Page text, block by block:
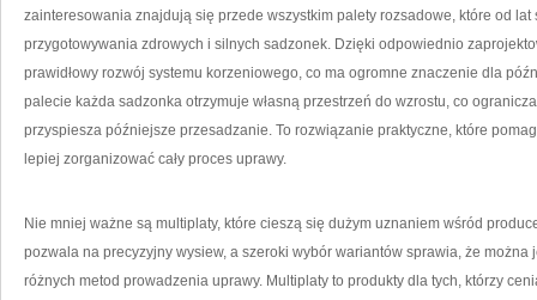
zainteresowania znajdują się przede wszystkim palety rozsadowe, które od
przygotowywania zdrowych i silnych sadzonek. Dzięki odpowiednio
prawidłowy rozwój systemu korzeniowego, co ma ogromne znaczenie dla
palecie każda sadzonka otrzymuje własną przestrzeń do wzrostu, co
przyspiesza późniejsze przesadzanie. To rozwiązanie praktyczne, które
lepiej zorganizować cały proces uprawy.
Nie mniej ważne są multiplaty, które cieszą się dużym uznaniem wśród
pozwala na precyzyjny wysiew, a szeroki wybór wariantów sprawia, że
różnych metod prowadzenia uprawy. Multiplaty to produkty dla tych, którzy